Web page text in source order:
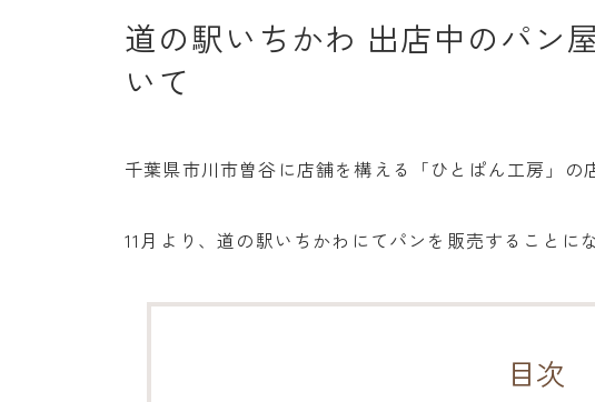
道の駅いちかわ 出店中のパン
いて
千葉県市川市曽谷に店舗を構える「ひとぱん工房」の
11月より、道の駅いちかわにてパンを販売することに
目次